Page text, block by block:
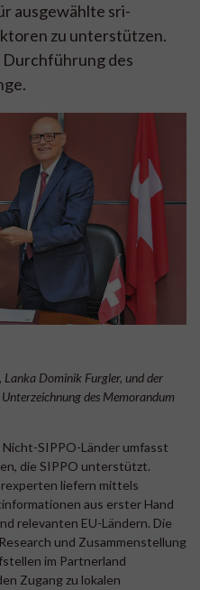
ausgewählte sri-
zu unterstützen.
des
Lanka Dominik Furgler, und der
des Memorandum
SIPPO-Länder umfasst
die SIPPO unterstützt.
liefern mittels
aus erster Hand
relevanten EU-Ländern. Die
und Zusammenstellung
im Partnerland
Zugang zu lokalen